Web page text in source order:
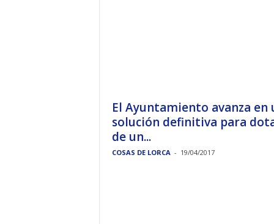
El Ayuntamiento avanza en
solución definitiva para
de un...
COSAS DE LORCA - 19/04/2017